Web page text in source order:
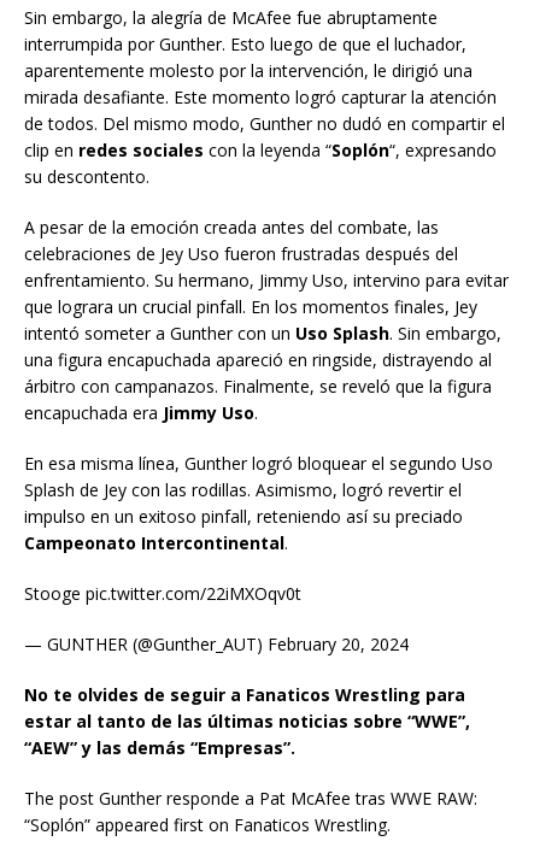
Sin embargo, la alegría de McAfee fue abruptamente
interrumpida por Gunther. Esto luego de que el luchador,
aparentemente molesto por la intervención, le dirigió una
mirada desafiante. Este momento logró capturar la atención
de todos. Del mismo modo, Gunther no dudó en compartir el
clip en redes sociales con la leyenda “Soplón“, expresando
su descontento.
A pesar de la emoción creada antes del combate, las
celebraciones de Jey Uso fueron frustradas después del
enfrentamiento. Su hermano, Jimmy Uso, intervino para evitar
que lograra un crucial pinfall. En los momentos finales, Jey
intentó someter a Gunther con un Uso Splash. Sin embargo,
una figura encapuchada apareció en ringside, distrayendo al
árbitro con campanazos. Finalmente, se reveló que la figura
encapuchada era Jimmy Uso.
En esa misma línea, Gunther logró bloquear el segundo Uso
Splash de Jey con las rodillas. Asimismo, logró revertir el
impulso en un exitoso pinfall, reteniendo así su preciado
Campeonato Intercontinental.
Stooge pic.twitter.com/22iMXOqv0t
— GUNTHER (@Gunther_AUT) February 20, 2024
No te olvides de seguir a Fanaticos Wrestling para
estar al tanto de las últimas noticias sobre “WWE”,
“AEW” y las demás “Empresas”.
The post Gunther responde a Pat McAfee tras WWE RAW:
“Soplón” appeared first on Fanaticos Wrestling.